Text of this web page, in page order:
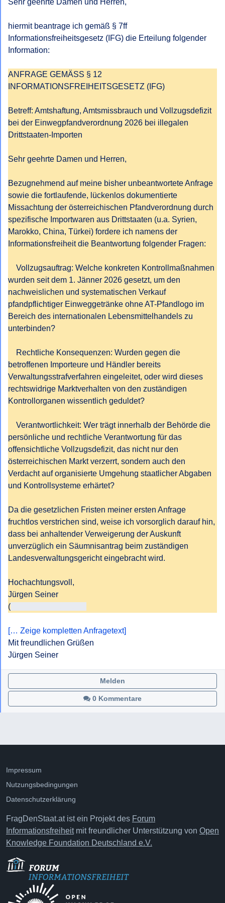
Sehr geehrte Damen und Herren,
hiermit beantrage ich gemäß § 7ff
Informationsfreiheitsgesetz (IFG) die Erteilung folgender
Information:
ANFRAGE GEMÄSS § 12
INFORMATIONSFREIHEITSGESETZ (IFG)
Betreff: Amtshaftung, Amtsmissbrauch und Vollzugsdefizit
bei der Einwegpfandverordnung 2026 bei illegalen
Drittstaaten-Importen
Sehr geehrte Damen und Herren,
Bezugnehmend auf meine bisher unbeantwortete Anfrage
sowie die fortlaufende, lückenlos dokumentierte
Missachtung der österreichischen Pfandverordnung durch
spezifische Importwaren aus Drittstaaten (u.a. Syrien,
Marokko, China, Türkei) fordere ich namens der
Informationsfreiheit die Beantwortung folgender Fragen:
wurden seit dem 1. Jänner 2026 gesetzt, um den
nachweislichen und systematischen Verkauf
pfandpflichtiger Einweggetränke ohne AT-Pfandlogo im
Bereich des internationalen Lebensmittelhandels zu
unterbinden?
betroffenen Importeure und Händler bereits
Verwaltungsstrafverfahren eingeleitet, oder wird dieses
rechtswidrige Marktverhalten von den zuständigen
Kontrollorganen wissentlich geduldet?
persönliche und rechtliche Verantwortung für das
offensichtliche Vollzugsdefizit, das nicht nur den
österreichischen Markt verzerrt, sondern auch den
Verdacht auf organisierte Umgehung staatlicher Abgaben
und Kontrollsysteme erhärtet?
Da die gesetzlichen Fristen meiner ersten Anfrage
fruchtlos verstrichen sind, weise ich vorsorglich darauf hin,
dass bei anhaltender Verweigerung der Auskunft
unverzüglich ein Säumnisantrag beim zuständigen
Landesverwaltungsgericht eingebracht wird.
Hochachtungsvoll,
Jürgen Seiner
(
[… Zeige kompletten Anfragetext]
Mit freundlichen Grüßen
Jürgen Seiner
0 Kommentare
Melden
Impressum
Nutzungsbedingungen
Datenschutzerklärung
FragDenStaat.at ist ein Projekt des Forum
Informationsfreiheitmit freundlicher Unterstützung von Open
Knowledge Foundation Deutschland e.V.